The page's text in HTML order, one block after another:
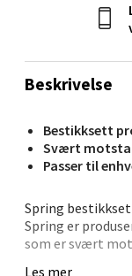
Beskrivelse
Bestikksett
Svært
Passer til
Spring
Spring er
som er svært
Les mer
Molde -
Åpent i dag
0 i butikk